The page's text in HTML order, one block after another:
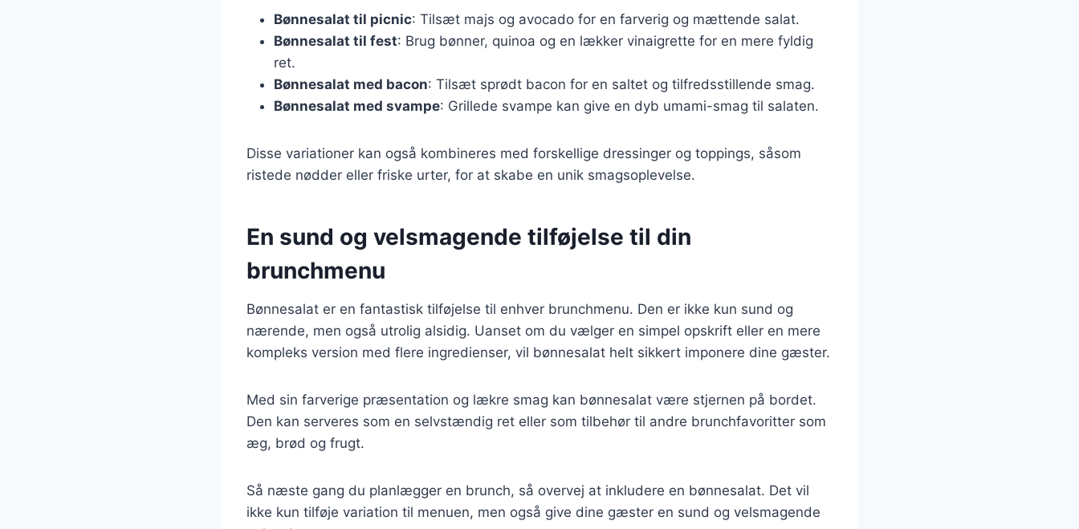
Bønnesalat til picnic: Tilsæt majs og avocado for en farverig og mættende salat.
Bønnesalat til fest: Brug bønner, quinoa og en lækker vinaigrette for en mere fyldig
ret.
Bønnesalat med bacon: Tilsæt sprødt bacon for en saltet og tilfredsstillende smag.
Bønnesalat med svampe: Grillede svampe kan give en dyb umami-smag til salaten.
Disse variationer kan også kombineres med forskellige dressinger og toppings, såsom
ristede nødder eller friske urter, for at skabe en unik smagsoplevelse.
En sund og velsmagende tilføjelse til din
brunchmenu
Bønnesalat er en fantastisk tilføjelse til enhver brunchmenu. Den er ikke kun sund og
nærende, men også utrolig alsidig. Uanset om du vælger en simpel opskrift eller en mere
kompleks version med flere ingredienser, vil bønnesalat helt sikkert imponere dine gæster.
Med sin farverige præsentation og lækre smag kan bønnesalat være stjernen på bordet.
Den kan serveres som en selvstændig ret eller som tilbehør til andre brunchfavoritter som
æg, brød og frugt.
Så næste gang du planlægger en brunch, så overvej at inkludere en bønnesalat. Det vil
ikke kun tilføje variation til menuen, men også give dine gæster en sund og velsmagende